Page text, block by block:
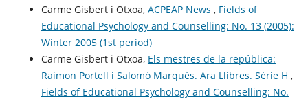
Carme Gisbert i Otxoa, ACPEAP News , Fields of
Educational Psychology and Counselling: No. 13 (2005):
Winter 2005 (1st period)
Carme Gisbert i Otxoa, Els mestres de la república:
Raimon Portell i Salomó Marqués. Ara Llibres. Sèrie H ,
Fields of Educational Psychology and Counselling: No.